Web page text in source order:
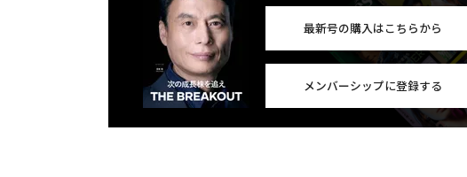
最新号の購入はこちらから
メンバーシップに登録する